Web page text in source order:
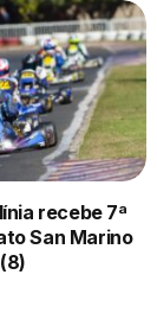
recebe 7ª
San Marino